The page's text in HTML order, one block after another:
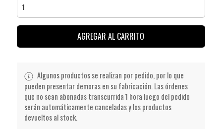
AGREGAR AL CARRITO
Algunos productos se realizan por pedido, por lo que
pueden presentar demoras en su fabricación. Las órdenes
que no sean abonadas transcurrida 1 hora luego del pedido
serán automáticamente canceladas y los productos
devueltos al stock.